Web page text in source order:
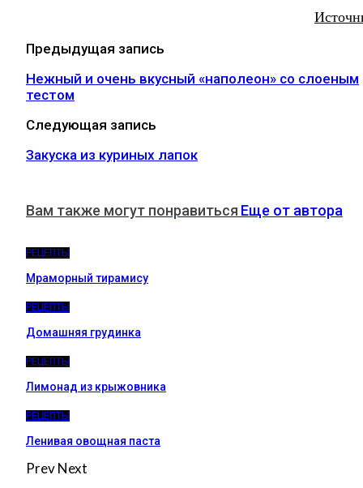
Предыдущая запись
Нежный и очень вкусный «наполеон» со слоеным
тестом
Следующая запись
Закуска из куриных лапок
Вам также могут понравиться Еще от автора
РЕЦЕПТЫ
Мраморный тирамису
РЕЦЕПТЫ
Домашняя грудинка
РЕЦЕПТЫ
Лимонад из крыжовника
РЕЦЕПТЫ
Ленивая овощная паста
PrevNext